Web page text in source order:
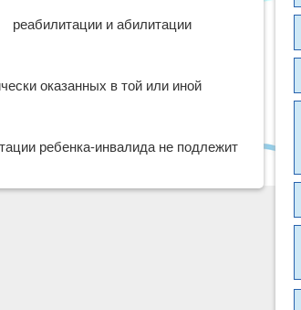
и абилитации
оказанных в той или иной
ребенка-инвалида не подлежит